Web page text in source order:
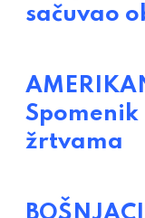
sačuvao
Spomenik
žrtvama